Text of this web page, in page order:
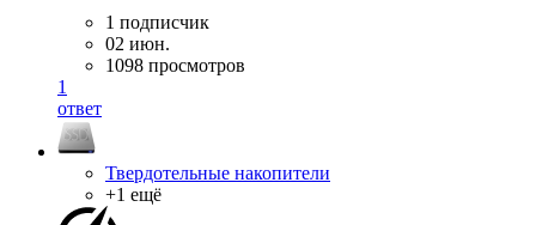
1 подписчик
02 июн.
1098 просмотров
1
ответ
Твердотельные накопители
+1 ещё